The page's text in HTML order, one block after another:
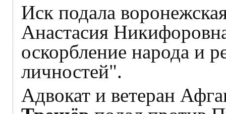
Иск подала
Анастасия
оскорбление народа и
личностей".
Адвокат и ветеран